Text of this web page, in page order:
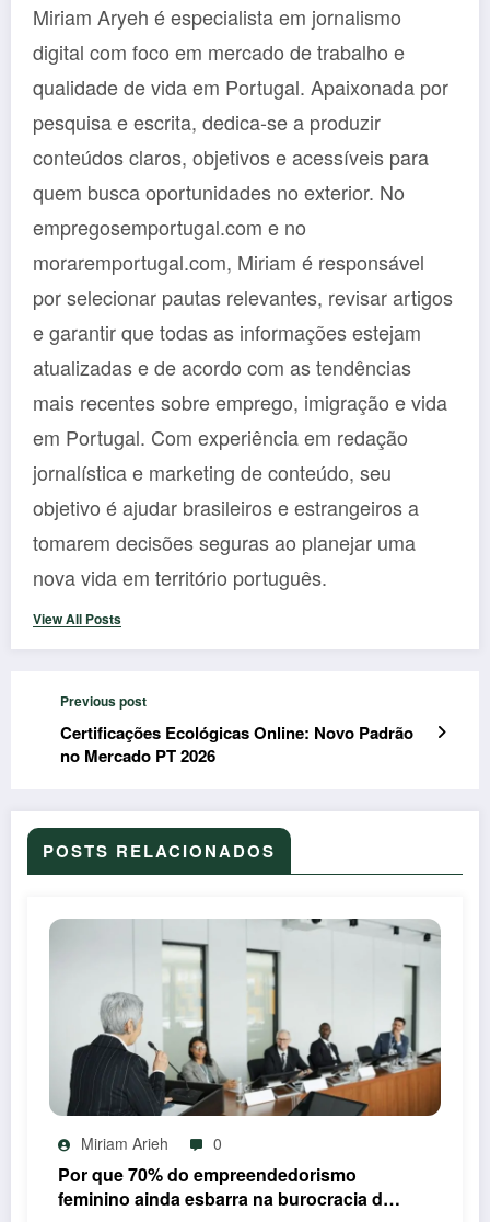
Miriam Aryeh é especialista em jornalismo
digital com foco em mercado de trabalho e
qualidade de vida em Portugal. Apaixonada por
pesquisa e escrita, dedica-se a produzir
conteúdos claros, objetivos e acessíveis para
quem busca oportunidades no exterior. No
empregosemportugal.com e no
moraremportugal.com, Miriam é responsável
por selecionar pautas relevantes, revisar artigos
e garantir que todas as informações estejam
atualizadas e de acordo com as tendências
mais recentes sobre emprego, imigração e vida
em Portugal. Com experiência em redação
jornalística e marketing de conteúdo, seu
objetivo é ajudar brasileiros e estrangeiros a
tomarem decisões seguras ao planejar uma
nova vida em território português.
View All Posts
Previous post
Certificações Ecológicas Online: Novo Padrão
no Mercado PT 2026
POSTS RELACIONADOS
Miriam Arieh 0
Por que 70% do empreendedorismo
feminino ainda esbarra na burocracia do